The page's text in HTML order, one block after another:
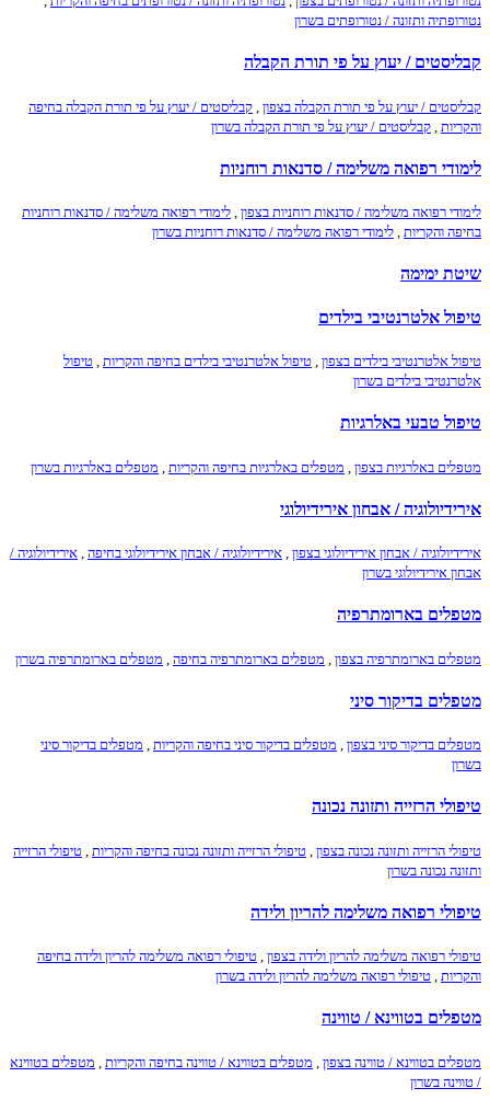
נטורופתיה ותזונה / נטורופתים בשרון
קבליסטים / יעוץ על פי תורת הקבלה
קבליסטים / יעוץ על פי תורת הקבלה בצפון קבליסטים / יעוץ על פי תורת הקבלה בחיפה
והקריות
קבליסטים / יעוץ על פי תורת הקבלה בשרון
לימודי רפואה משלימה / סדנאות רוחניות
לימודי רפואה משלימה / סדנאות רוחניות בצפון , לימודי רפואה משלימה / סדנאות רוחניות
בחיפה והקריות , לימודי רפואה משלימה / סדנאות רוחניות בשרון
שיטת ימימה
טיפול אלטרנטיבי בילדים
טיפול אלטרנטיבי בילדים בצפון , טיפול אלטרנטיבי בילדים בחיפה והקריות , טיפול
אלטרנטיבי בילדים בשרון
טיפול טבעי באלרגיות
מטפלים באלרגיות בצפון מטפלים באלרגיות בחיפה והקריות מטפלים באלרגיות בשרון
אירידיולוגיה / אבחון אירידיולוגי
אירידיולוגיה / אבחון אירידיולוגי בצפון , אירידיולוגיה / אבחון אירידיולוגי בחיפה , אירידיולוגיה /
אבחון אירידיולוגי בשרון
מטפלים בארומתרפיה
מטפלים בארומתרפיה בצפון מטפלים בארומתרפיה בחיפה מטפלים בארומתרפיה בשרון
מטפלים בדיקור סיני
מטפלים בדיקור סיני בצפון , מטפלים בדיקור סיני בחיפה והקריות , מטפלים בדיקור סיני
בשרון
טיפולי הרזייה ותזונה נכונה
טיפולי הרזייה ותזונה נכונה בצפון טיפולי הרזייה ותזונה נכונה בחיפה והקריות
טיפולי הרזייה
ותזונה נכונה בשרון
טיפולי רפואה משלימה להריון ולידה
טיפולי רפואה משלימה להריון ולידה בצפון , טיפולי רפואה משלימה להריון ולידה בחיפה
והקריות , טיפולי רפואה משלימה להריון ולידה בשרון
מטפלים בטווינא / טווינה
מטפלים בטווינא / טווינה בצפון מטפלים בטווינא / טווינה בחיפה והקריות
מטפלים בטווינא
/ טווינה בשרון